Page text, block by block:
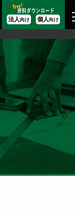
法人向け 個人向け